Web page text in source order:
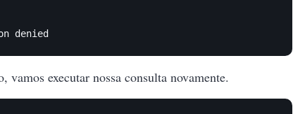
denied
vamos executar nossa consulta novamente.